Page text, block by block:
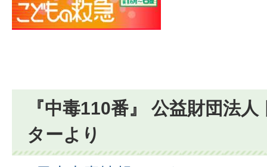
『中毒110番』 公益財団法
ターより